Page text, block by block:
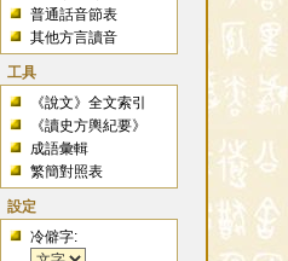
普通話音節表
其他方言讀音
工具
《說文》全文索引
《讀史方輿紀要》
成語彙輯
繁簡對照表
設定
冷僻字: